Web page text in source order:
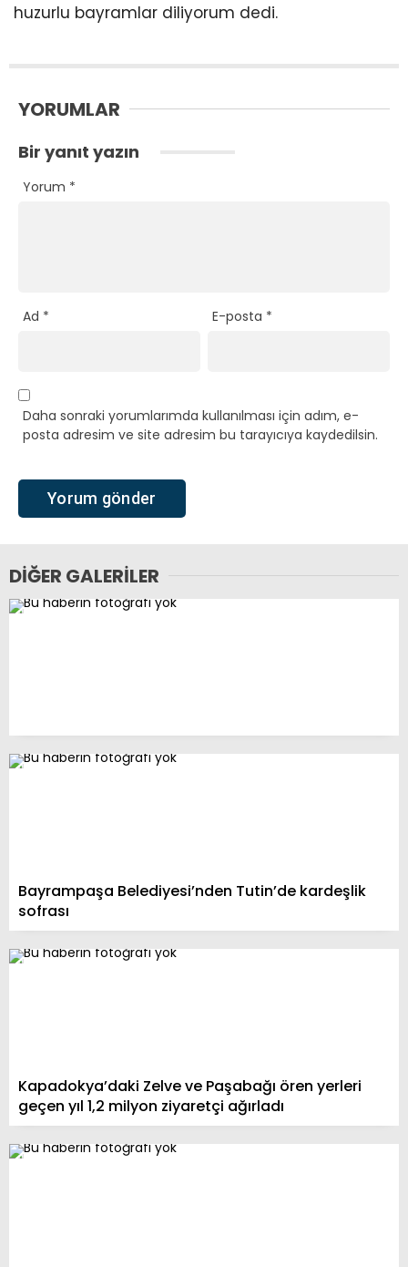
huzurlu bayramlar diliyorum dedi.
YORUMLAR
Bir yanıt yazın
Yorum *
Ad * E-posta *
Daha sonraki yorumlarımda kullanılması için adım, e-
posta adresim ve site adresim bu tarayıcıya kaydedilsin.
DIĞER GALERILER
Bayrampaşa Belediyesi’nden Tutin’de kardeşlik
sofrası
Kapadokya’daki Zelve ve Paşabağı ören yerleri
geçen yıl 1,2 milyon ziyaretçi ağırladı